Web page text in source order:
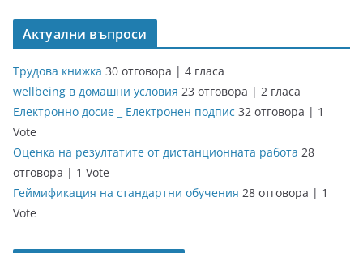
Актуални въпроси
Трудова книжка 30 отговора | 4 гласа
wellbeing в домашни условия 23 отговора | 2 гласа
Електронно досие _ Електронен подпис 32 отговора | 1
Vote
Оценка на резултатите от дистанционната работа 28
отговора | 1 Vote
Геймификация на стандартни обучения 28 отговора | 1
Vote